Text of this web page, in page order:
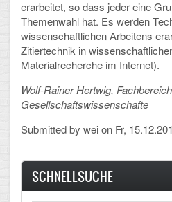
Gesellschaftswissenschaften
Mathematik, Informatik und
Musische Fächer
Abitur
erarbeitet, so dass jeder eine
Themenwahl hat. Es werden
wissenschaftlichen Arbeitens
Zitiertechnik in
Materialrecherche im Internet).
Wolf-Rainer Hertwig,
Gesellschaftswissenschafte
Submitted by weion Fr,
SCHNELLSUCHE